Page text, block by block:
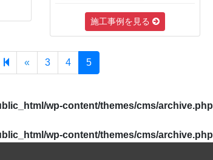
施工事例を見る
« Previous page
3 4 5
wp-content/themes/cms/archive.php
wp-content/themes/cms/archive.php